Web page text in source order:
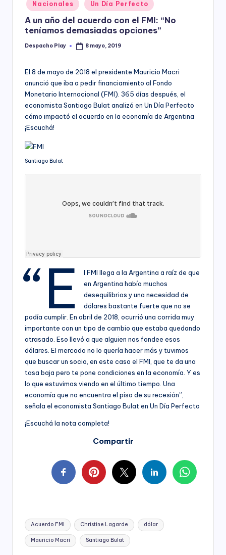
y
in
Nacionales Un Día Perfecto
A un año del acuerdo con el FMI: “No
teníamos demasiadas opciones”
Posted
Despacho Play 8 mayo, 2019
El 8 de mayo de 2018 el presidente Mauricio Macri
anunció que iba a pedir financiamiento al Fondo
Monetario Internacional (FMI). 365 días después, el
economista Santiago Bulat analizó en Un Día Perfecto
cómo impactó el acuerdo en la economía de Argentina
¡Escuchá!
Santiago Bulat
“E
l FMI llega a la Argentina a raíz de que
en Argentina había muchos
desequilibrios y una necesidad de
dólares bastante fuerte que no se
podía cumplir. En abril de 2018, ocurrió una corrida muy
importante con un tipo de cambio que estaba quedando
atrasado. Eso llevó a que alguien nos fondee esos
dólares. El mercado no lo quería hacer más y tuvimos
que buscar un socio, en este caso el FMI, que te da una
tasa baja pero te pone condiciones en la economía. Y es
lo que estuvimos viendo en el último tiempo. Una
economía que no encuentra el piso de su recesión”,
señala el economista Santiago Bulat en Un Día Perfecto
¡Escuchá la nota completa!
Compartir
Tags:
Acuerdo FMI Christine Lagarde dólar
Mauricio Macri Santiago Bulat